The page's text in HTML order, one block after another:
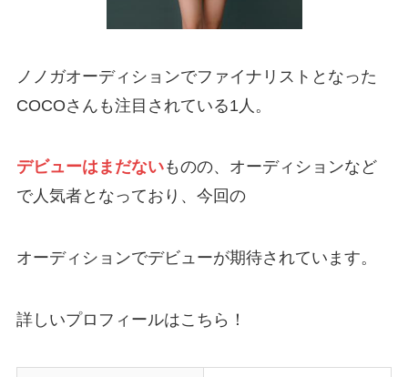
ノノガオーディションでファイナリストとなった
COCOさんも注目されている1人。
デビューはまだないものの、オーディションなど
で人気者となっており、今回の
オーディションでデビューが期待されています。
詳しいプロフィールはこちら！